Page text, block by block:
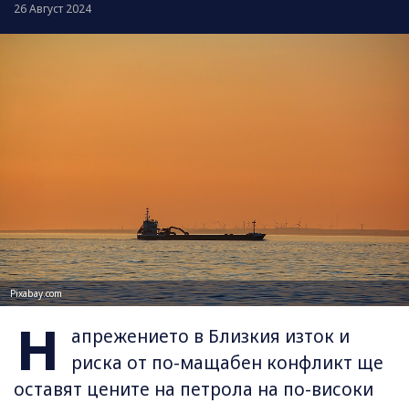
26 Август 2024
Pixabay.com
Н
апрежението в Близкия изток и
риска от по-мащабен конфликт ще
оставят цените на петрола на по-високи